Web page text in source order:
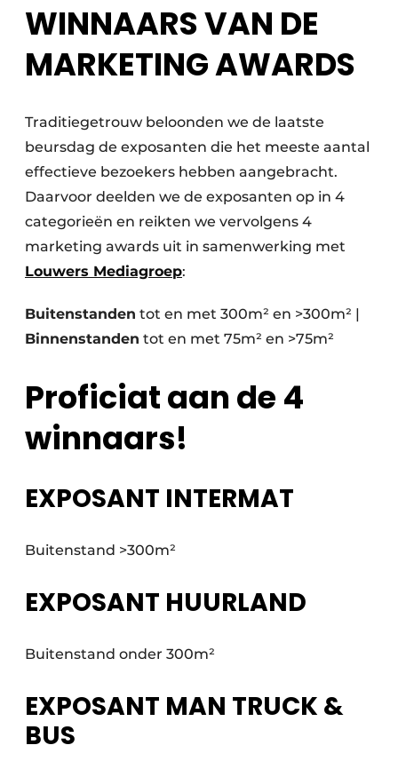
WINNAARS VAN DE
MARKETING AWARDS
Traditiegetrouw beloonden we de laatste
beursdag de exposanten die het meeste aantal
effectieve bezoekers hebben aangebracht.
Daarvoor deelden we de exposanten op in 4
categorieën en reikten we vervolgens 4
marketing awards uit in samenwerking met
Louwers Mediagroep:
Buitenstanden tot en met 300m² en >300m² |
Binnenstanden tot en met 75m² en >75m²
Proficiat aan de 4
winnaars!
EXPOSANT INTERMAT
Buitenstand >300m²
EXPOSANT HUURLAND
Buitenstand onder 300m²
EXPOSANT MAN TRUCK &
BUS